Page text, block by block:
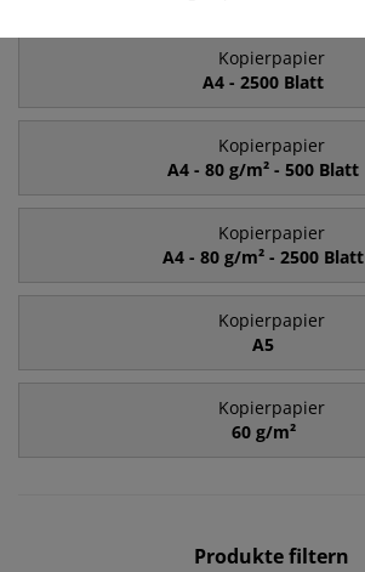
Kopierpapier
A4 - 2500 Blatt
Kopierpapier
A4 - 80 g/m² - 500 Blatt
Kopierpapier
A4 - 80 g/m² - 2500 Blatt
Kopierpapier
A5
Kopierpapier
60 g/m²
Produkte filtern